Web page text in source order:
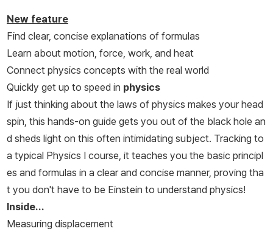
New feature
Find clear, concise explanations of formulas
Learn about motion, force, work, and heat
Connect physics concepts with the real world
Quickly get up to speed in physics
If just thinking about the laws of physics makes your head
spin, this hands-on guide gets you out of the black hole an
d sheds light on this often intimidating subject. Tracking to
a typical Physics I course, it teaches you the basic principl
es and formulas in a clear and concise manner, proving tha
t you don't have to be Einstein to understand physics!
Inside…
Measuring displacement